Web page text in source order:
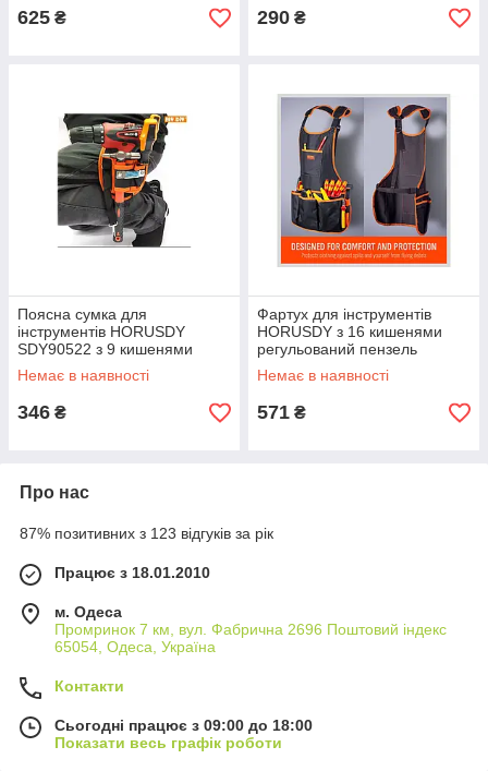
625 ₴ 290 ₴
Поясна сумка для
інструментів HORUSDY
SDY90522 з 9 кишенями
легка водовідштовхувальна
нейлонова 155x255 мм
Немає в наявності
346 ₴
Фартух для інструментів
HORUSDY з 16 кишенями
регульований пензель
водонепроникний нейлон
легкий міцний
Немає в наявності
571 ₴
Про нас
87% позитивних з 123 відгуків за рік
Працює з 18.01.2010
м. Одеса
Промринок 7 км, вул. Фабрична 2696 Поштовий індекс
65054, Одеса, Україна
Контакти
Сьогодні працює з 09:00 до 18:00
Показати весь графік роботи